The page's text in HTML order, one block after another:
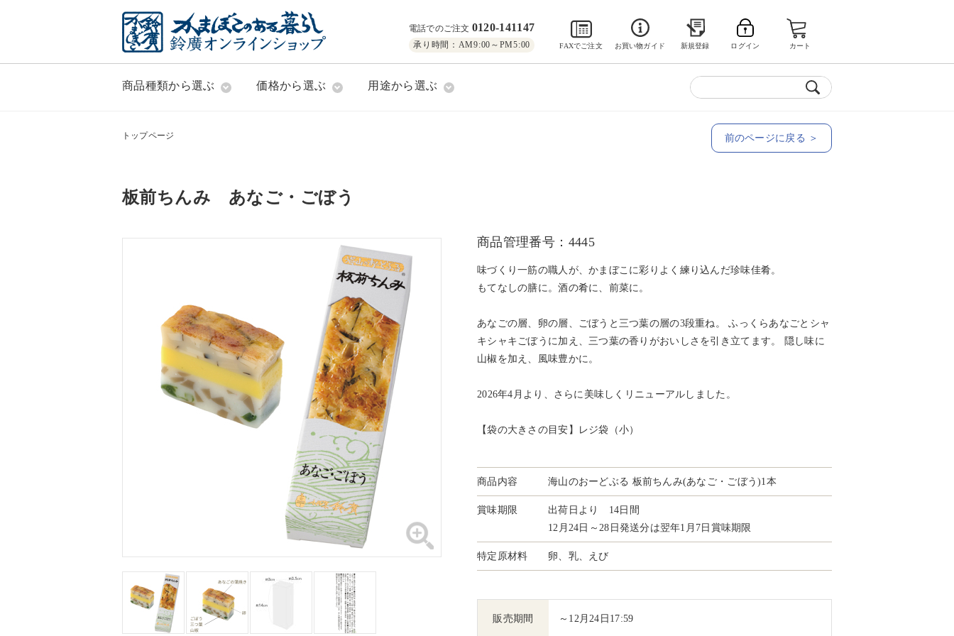
電話でのご注文 0120-141147
承り時間：AM9:00～PM5:00 FAXでご注文 お買い物ガイド 新規登録 ログイン カート
商品種類から選ぶ 価格から選ぶ 用途から選ぶ
トップページ 前のページに戻る ＞
板前ちんみ あなご・ごぼう
商品管理番号：4445
味づくり一筋の職人が、かまぼこに彩りよく練り込んだ珍味佳肴。
もてなしの膳に。酒の肴に、前菜に。
あなごの層、卵の層、ごぼうと三つ葉の層の3段重ね。 ふっくらあなごとシャ
キシャキごぼうに加え、三つ葉の香りがおいしさを引き立てます。 隠し味に
山椒を加え、風味豊かに。
2026年4月より、さらに美味しくリニューアルしました。
【袋の大きさの目安】レジ袋（小）
商品内容 海山のおーどぶる 板前ちんみ(あなご・ごぼう)1本
賞味期限
出荷日より 14日間
12月24日～28日発送分は翌年1月7日賞味期限
特定原材料 卵、乳、えび
販売期間 ～12月24日17:59